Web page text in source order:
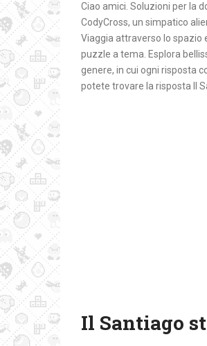
Ciao amici. Soluzioni per la
CodyCross, un simpatico
Viaggia attraverso lo spazio
puzzle a tema. Esplora
genere, in cui ogni risposta
potete trovare la risposta Il
Il Santiago